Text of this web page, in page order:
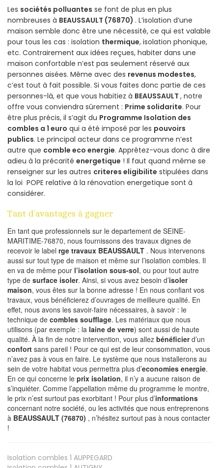
Les sociétés polluantes se font de plus en plus
nombreuses à BEAUSSAULT (76870) . L’isolation d’une
maison semble donc être une nécessité, ce qui est valable
pour tous les cas : isolation thermique, isolation phonique,
etc. Contrairement aux idées reçues, habiter dans une
maison confortable n’est pas seulement réservé aux
personnes aisées. Même avec des revenus modestes,
c’est tout à fait possible. Si vous faites donc partie de ces
personnes-là, et que vous habitiez à BEAUSSAULT , notre
offre vous conviendra sûrement : Prime solidarite. Pour
être plus précis, il s’agit du Programme Isolation des
combles a 1 euro qui a été imposé par les pouvoirs
publics. Le principal acteur dans ce programme n’est
autre que comble eco energie. Apprêtez-vous donc à dire
adieu à la précarité energetique ! Il faut quand même se
renseigner sur les autres criteres eligibilite stipulées dans
la loi POPE relative à la rénovation energetique sont à
considérer.
Tant d’avantages à gagner
En tant que professionnels sur le departement de SEINE-
MARITIME-76870, nous fournissons des travaux dignes de
recevoir le label rge travaux BEAUSSAULT . Nous intervenons
aussi sur tout type de maison et même sur l’isolation combles. Il
en va de même pour l’isolation sous-sol, ou pour tout autre
type de surface isoler. Ainsi, si vous avez besoin d’isoler
maison, vous êtes sur la bonne adresse ! En nous confiant vos
travaux, vous bénéficierez d’ouvrages de meilleure qualité. En
effet, nous avons les savoir-faire nécessaires, à savoir : le
technique de combles soufflage. Les matériaux que nous
utilisons (par exemple : la laine de verre) sont aussi de haute
qualité. À la fin de notre intervention, vous allez bénéficierd’un
confort sans pareil ! Pour ce qui est de leur consommation, vous
n’avez pas à vous en faire. Le système que nous installerons au
sein de votre habitat vous permettra plus d’economies energie.
En ce qui concerne le prix isolation, il n’y a aucune raison de
s’inquiéter. Comme l’appellation même du programme le montre,
le prix n’est surtout pas exorbitant ! Pour plus d’informations
concernant notre société, ou les activités que nous entreprenons
à BEAUSSAULT (76870) , n’hésitez surtout pas à nous contacter
!
Isolation combles 1 AUPPEGARD